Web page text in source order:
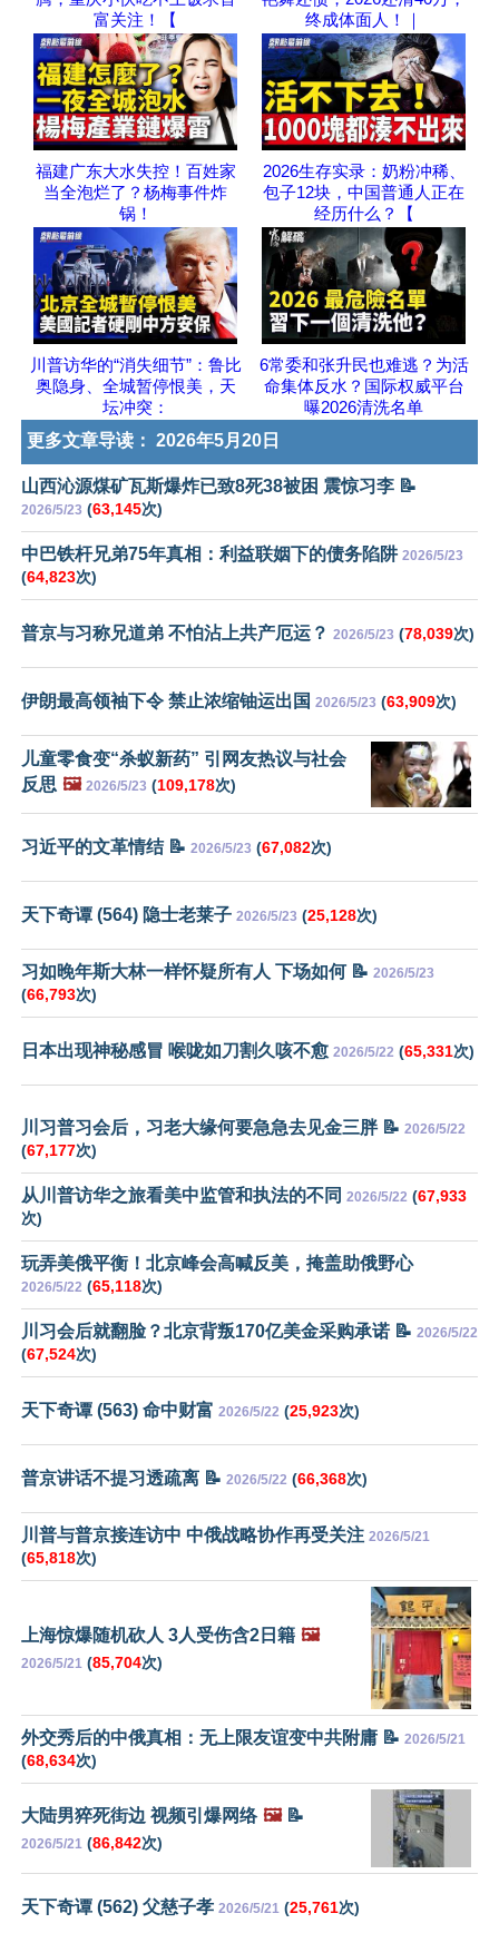
富关注！【
终成体面人！｜
福建广东大水失控！百姓家
当全泡烂了？杨梅事件炸
锅！
2026生存实录：奶粉冲稀、
包子12块，中国普通人正在
经历什么？【
川普访华的“消失细节”：鲁比
奥隐身、全城暂停恨美，天
坛冲突：
6常委和张升民也难逃？为活
命集体反水？国际权威平台
曝2026清洗名单
更多文章导读： 2026年5月20日
山西沁源煤矿瓦斯爆炸已致8死38被困 震惊习李 📝
2026/5/23 (63,145次)
中巴铁杆兄弟75年真相：利益联姻下的债务陷阱 2026/5/23
(64,823次)
普京与习称兄道弟 不怕沾上共产厄运？ 2026/5/23 (78,039次)
伊朗最高领袖下令 禁止浓缩铀运出国 2026/5/23 (63,909次)
儿童零食变“杀蚁新药” 引网友热议与社会
反思 🖼️ 2026/5/23 (109,178次)
习近平的文革情结 📝 2026/5/23 (67,082次)
天下奇谭 (564) 隐士老莱子 2026/5/23 (25,128次)
习如晚年斯大林一样怀疑所有人 下场如何 📝 2026/5/23
(66,793次)
日本出现神秘感冒 喉咙如刀割久咳不愈 2026/5/22 (65,331次)
川习普习会后，习老大缘何要急急去见金三胖 📝 2026/5/22
(67,177次)
从川普访华之旅看美中监管和执法的不同 2026/5/22 (67,933
次)
玩弄美俄平衡！北京峰会高喊反美，掩盖助俄野心
2026/5/22 (65,118次)
川习会后就翻脸？北京背叛170亿美金采购承诺 📝 2026/5/22
(67,524次)
天下奇谭 (563) 命中财富 2026/5/22 (25,923次)
普京讲话不提习透疏离 📝 2026/5/22 (66,368次)
川普与普京接连访中 中俄战略协作再受关注 2026/5/21
(65,818次)
上海惊爆随机砍人 3人受伤含2日籍 🖼️
2026/5/21 (85,704次)
外交秀后的中俄真相：无上限友谊变中共附庸 📝 2026/5/21
(68,634次)
大陆男猝死街边 视频引爆网络 🖼️📝
2026/5/21 (86,842次)
天下奇谭 (562) 父慈子孝 2026/5/21 (25,761次)